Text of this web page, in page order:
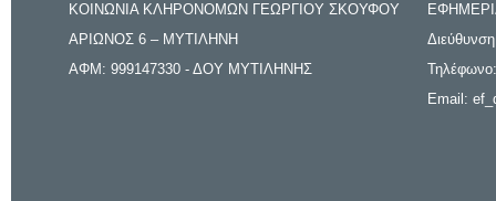
ΚΟΙΝΩΝΙΑ ΚΛΗΡΟΝΟΜΩΝ ΓΕΩΡΓΙΟΥ ΣΚΟΥΦΟΥ
ΑΡΙΩΝΟΣ 6 – ΜΥΤΙΛΗΝΗ
ΑΦΜ: 999147330 - ΔΟΥ ΜΥΤΙΛΗΝΗΣ
Email: